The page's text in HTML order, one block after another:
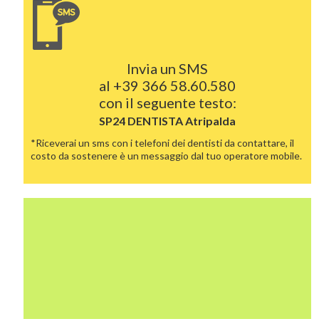
Invia un SMS
al +39 366 58.60.580
con il seguente testo:
SP24 DENTISTAAtripalda
*Riceverai un sms con i telefoni dei dentisti da contattare, il
costo da sostenere è un messaggio dal tuo operatore mobile.